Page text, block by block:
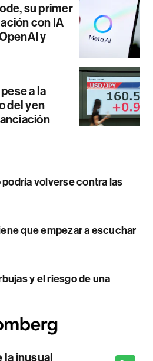
su primer
con IA
y
a la
del yen
volverse contra las
que empezar a escuchar
y el riesgo de una
la inusual